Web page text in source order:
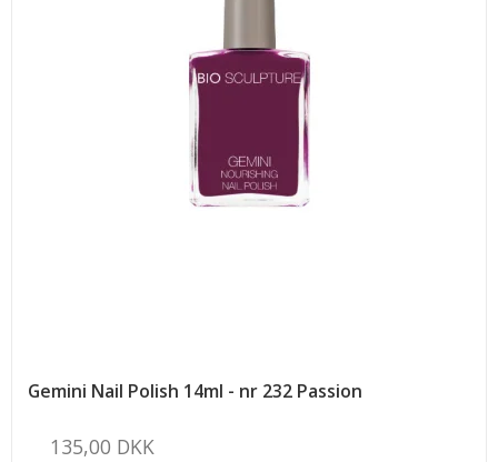
Gemini Nail Polish 14ml - nr 232 Passion
135,00 DKK